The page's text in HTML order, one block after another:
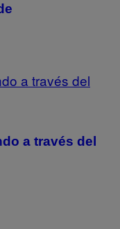
a través del